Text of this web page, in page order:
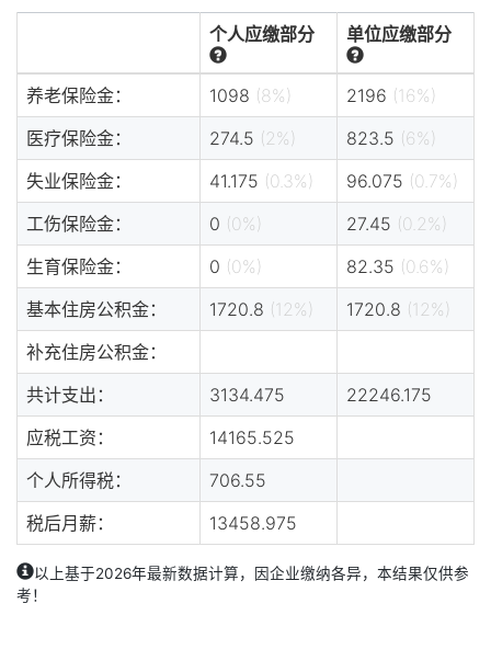
个人应缴部分 单位应缴部分
养老保险金： 1098 (8%) 2196 (16%)
医疗保险金：
274.5 (2%) 823.5 (6%)
失业保险金：
41.175 (0.3%) 96.075 (0.7%)
工伤保险金：
0 (0%) 27.45 (0.2%)
生育保险金：
0 (0%) 82.35 (0.6%)
基本住房公积金：
1720.8 (12%) 1720.8 (12%)
补充住房公积金：
共计支出：
3134.475
22246.175
应税工资：
14165.525
个人所得税：
706.55
税后月薪：
13458.975
以上基于2026年最新数据计算，因企业缴纳各异，本结果仅供参
考！